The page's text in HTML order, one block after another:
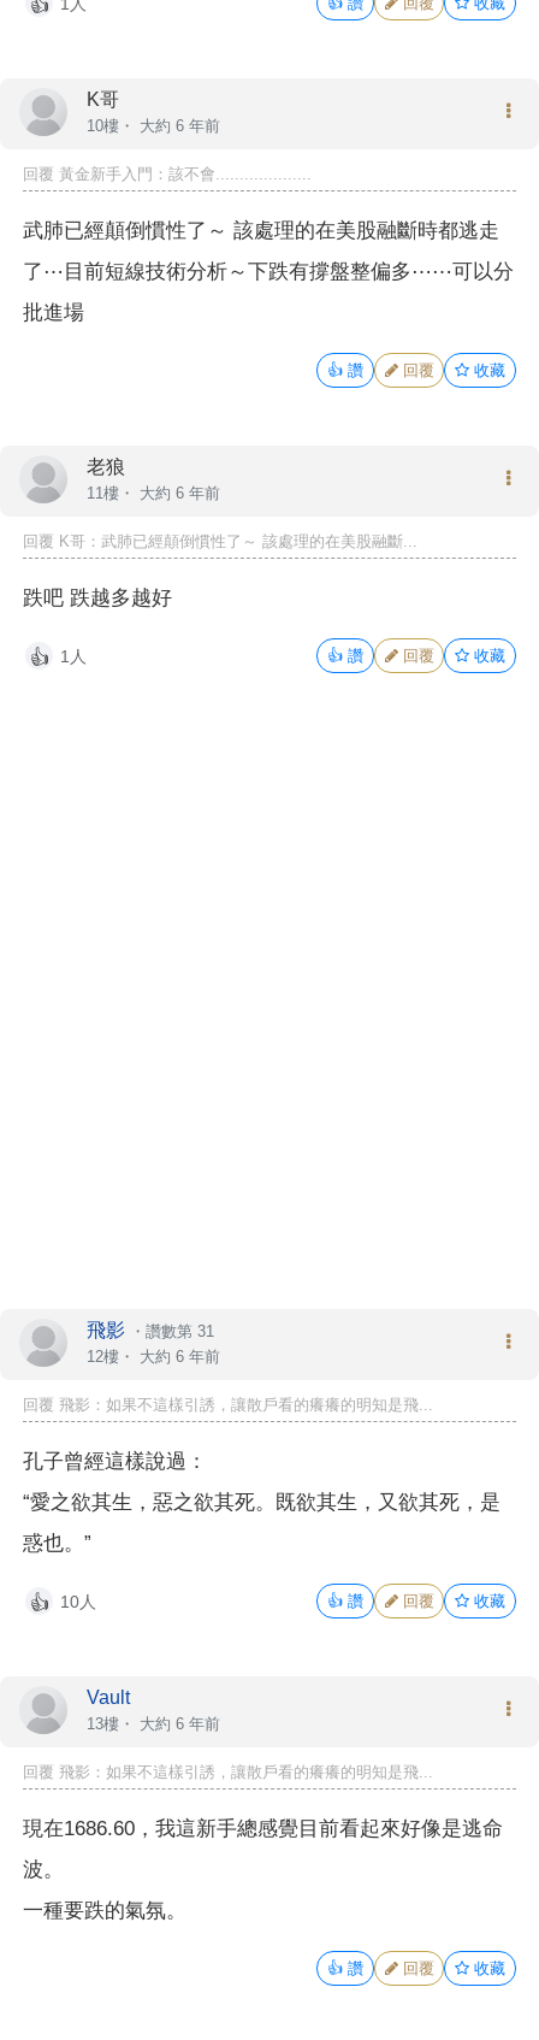
👍
K哥
10樓・ 大約 6 年前
回覆 黃金新手入門：該不會....................
武肺已經顛倒慣性了～ 該處理的在美股融斷時都逃走
了⋯目前短線技術分析～下跌有撐盤整偏多⋯⋯可以分
批進場
👍 讚 回覆 收藏
老狼
11樓・ 大約 6 年前
回覆 K哥 ：武肺已經顛倒慣性了～ 該處理的在美股融斷...
跌吧 跌越多越好
👍 1人 👍 讚 回覆 收藏
飛影 ・ 讚數第 31
12樓・ 大約 6 年前
回覆 飛影：如果不這樣引誘，讓散戶看的癢癢的明知是飛...
孔子曾經這樣說過：
“愛之欲其生，惡之欲其死。既欲其生，又欲其死，是
惑也。”
👍 10人 👍 讚 回覆 收藏
Vault
13樓・ 大約 6 年前
回覆 飛影：如果不這樣引誘，讓散戶看的癢癢的明知是飛...
現在1686.60，我這新手總感覺目前看起來好像是逃命
波。
一種要跌的氣氛。
👍 讚 回覆 收藏